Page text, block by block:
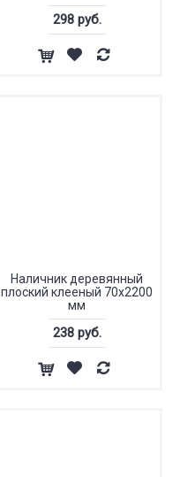
298 руб.
Наличник деревянный
плоский клееный 70x2200
мм
238 руб.